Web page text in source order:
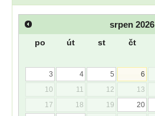
srpen 2026
po út st čt
3
4 5 6
10
11 12 13
17
18 19 20